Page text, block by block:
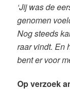
‘Jij was de
genomen
Nog steeds
raar vindt. En
bent er voor
Op verzoek